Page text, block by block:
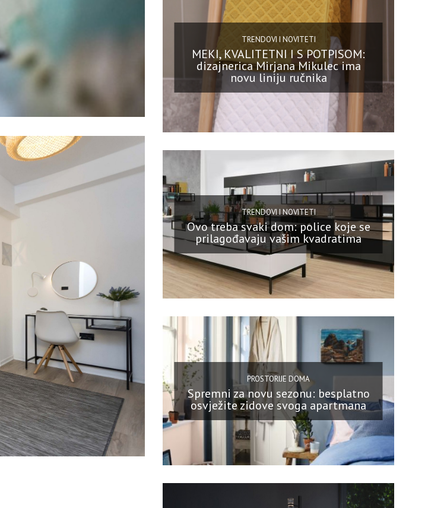
TRENDOVI I NOVITETI
MEKI, KVALITETNI I S POTPISOM:
dizajnerica Mirjana Mikulec ima
novu liniju ručnika
TRENDOVI I NOVITETI
Ovo treba svaki dom: police koje se
prilagođavaju vašim kvadratima
PROSTORIJE DOMA
Spremni za novu sezonu: besplatno
osvježite zidove svoga apartmana